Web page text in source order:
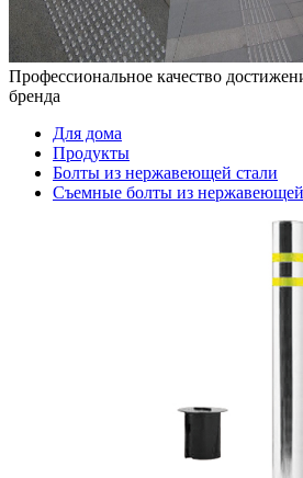
Профессиональное качество
бренда
Для дома
Продукты
Болты из нержавеющей стали
Съемные болты из нержавеющей